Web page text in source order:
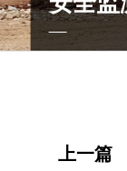
上一篇